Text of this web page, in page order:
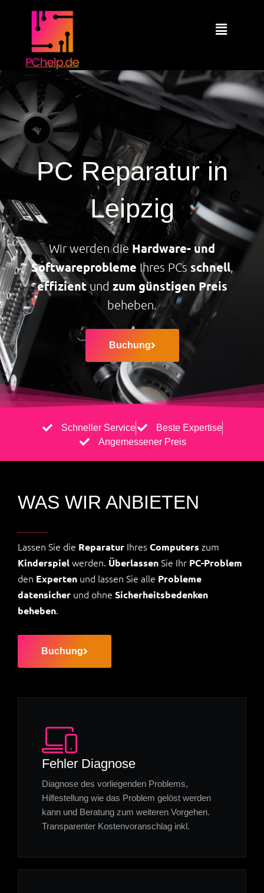
Main
PC Reparatur in
Leipzig
Wir werden dieHardware- und
Softwareprobleme Ihres PCs schnell,
effizientund zum günstigen Preis
beheben.
Buchung
Schneller Service
Beste Expertise
Angemessener Preis
WAS WIR ANBIETEN
Lassen Sie die Reparatur IhresComputers zum
Kinderspielwerden. ÜberlassenSie Ihr PC-Problem
den Experten und lassen Sie alle Probleme
datensicher und ohne Sicherheitsbedenken
beheben.
Buchung
Fehler Diagnose
Diagnose des vorliegenden Problems,
Hilfestellung wie das Problem gelöst werden
kann und Beratung zum weiteren Vorgehen.
Transparenter Kostenvoranschlag inkl.